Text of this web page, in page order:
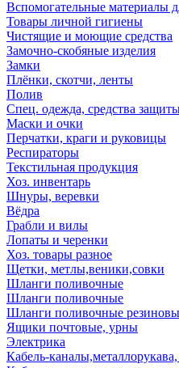
Вспомогательные материалы
Товары личной гигиены
Чистящие и моющие средства
Замочно-скобяные изделия
Замки
Плёнки, скотчи, ленты
Полив
Спец. одежда, средства
Маски и очки
Перчатки, краги и руковицы
Респираторы
Текстильная продукция
Хоз. инвентарь
Шнуры, веревки
Вёдра
Грабли и вилы
Лопаты и черенки
Хоз. товары разное
Щетки, метлы,веники,совки
Шланги поливочные
Шланги поливочные
Шланги поливочные
Ящики почтовые, урны
Электрика
Кабель-